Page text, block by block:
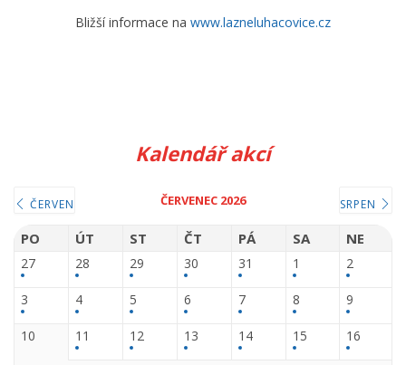
Bližší informace na www.lazneluhacovice.cz
Kalendář akcí
ČERVEN ČERVENEC 2026 SRPEN
PO ÚT ST ČT PÁ SA NE
27 28 29 30 31 1 2
3 4 5 6 7 8 9
10 11 12 13 14 15 16